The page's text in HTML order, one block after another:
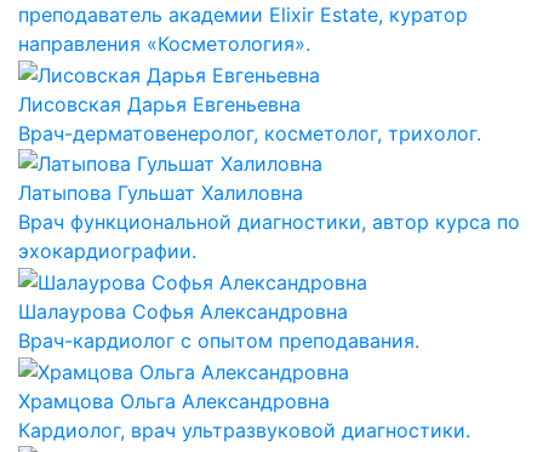
преподаватель академии Elixir Estate, куратор
направления «Косметология».
Лисовская Дарья Евгеньевна
Врач-дерматовенеролог, косметолог, трихолог.
Латыпова Гульшат Халиловна
Врач функциональной диагностики, автор курса по
эхокардиографии.
Шалаурова Софья Александровна
Врач-кардиолог с опытом преподавания.
Храмцова Ольга Александровна
Кардиолог, врач ультразвуковой диагностики.